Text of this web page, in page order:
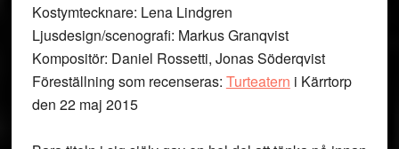
Kostymtecknare: Lena Lindgren
Ljusdesign/scenografi: Markus Granqvist
Kompositör: Daniel Rossetti, Jonas Söderqvist
Föreställning som recenseras: Turteatern i Kärrtorp
den 22 maj 2015